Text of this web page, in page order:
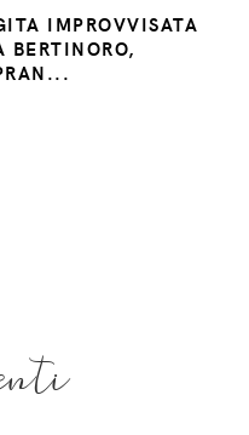
IMPROVVISATA
BERTINORO,